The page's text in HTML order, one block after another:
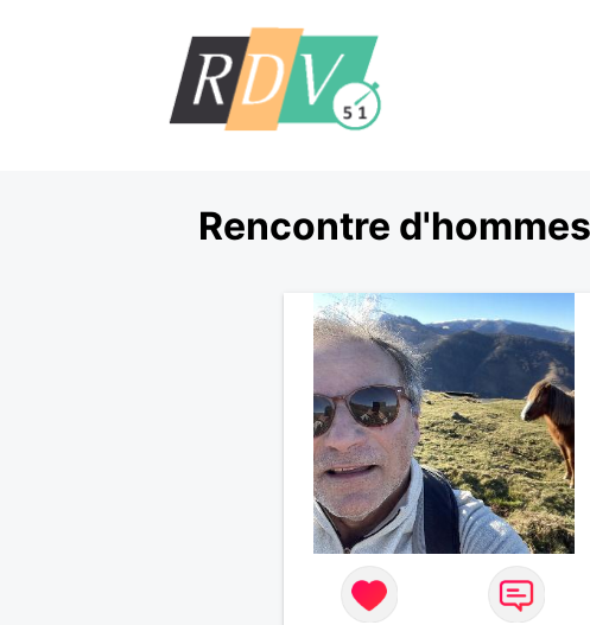
Rencontre